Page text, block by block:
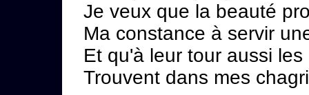
Je veux que la beauté
Ma constance à servir
Et qu'à leur tour aussi
Trouvent dans mes